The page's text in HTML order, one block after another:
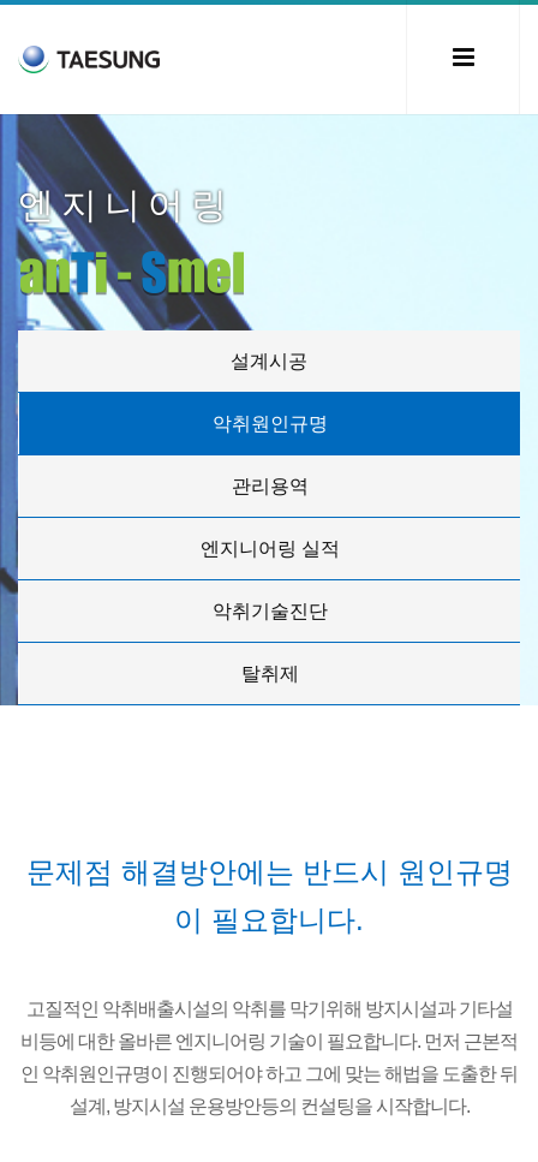
엔지니어링
설계시공
악취원인규명
관리용역
엔지니어링 실적
악취기술진단
탈취제
문제점 해결방안에는 반드시 원인규명
이 필요합니다.
고질적인 악취배출시설의 악취를 막기위해 방지시설과 기타설
비등에 대한 올바른 엔지니어링 기술이 필요합니다. 먼저 근본적
인 악취원인규명이 진행되어야 하고 그에 맞는 해법을 도출한 뒤
설계, 방지시설 운용방안등의 컨설팅을 시작합니다.